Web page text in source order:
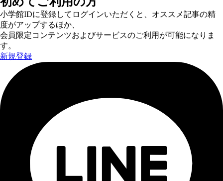
小学館IDに登録してログインいただくと、オススメ記事の精
度がアップするほか、
会員限定コンテンツおよびサービスのご利用が可能になりま
す。
新規登録